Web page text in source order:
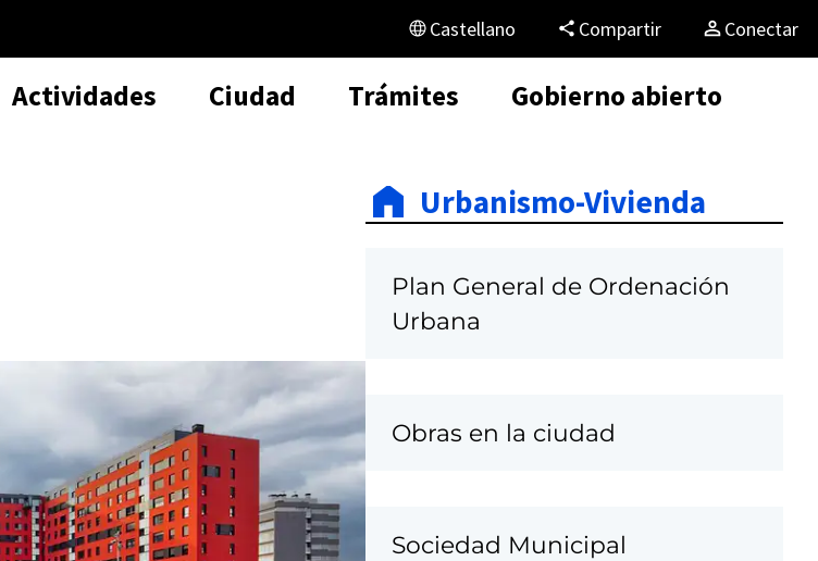
Castellano Compartir Conectar
Actividades Ciudad Trámites Gobierno abierto
Urbanismo-Vivienda
Plan General de Ordenación
Urbana
Obras en la ciudad
Sociedad Municipal